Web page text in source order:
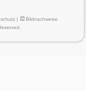
Bildnachweise